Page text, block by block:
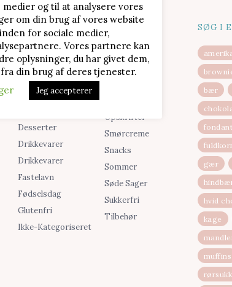
SØG I KATEGORIER
Alle Opskrifter
Blog
Brød & Boller
Cookies &
Desserter
Drikkevarer
Drikkevarer
Fastelavn
Fødselsdag
Glutenfri
Ikke-Kategoriseret
Is
Jul
Opskrifter
Smørcreme
Snacks
Sommer
Søde Sager
Sukkerfri
Tilbehør
SØG I
bær
fondant
gær
hvid
kage
muffins
og til at analysere vores
om din brug af vores website
for sociale medier,
Vores partnere kan
oplysninger, du har givet dem,
din brug af deres tjenester.
Jeg accepterer